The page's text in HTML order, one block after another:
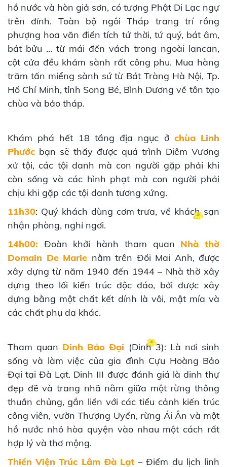
hồ nước và hòn giả sơn, có tượng Phật Di Lạc ngự
trên đỉnh. Toàn bộ ngôi Tháp trang trí rồng
phượng hoa văn điển tích tứ thời, tứ quý, bát âm,
bát bửu … từ mái đến vách trong ngoài lancan,
cột cửa đều khảm sành rất công phu. Mua hàng
trăm tấn miểng sành sứ từ Bát Tràng Hà Nội, Tp.
Hồ Chí Minh, tỉnh Song Bé, Bình Dương về tôn tạo
chùa và bảo tháp.
Khám phá hết 18 tầng địa ngục ở chùa Linh
Phước bạn sẽ thấy được quá trình Diêm Vương
xử tội, các tội danh mà con người gặp phải khi
còn sống và các hình phạt mà con người phải
chịu khi gặp các tội danh tương xứng.
11h30: Quý khách dùng cơm trưa, về khách sạn
nhận phòng, nghỉ ngơi.
14h00: Đoàn khởi hành tham quan Nhà thờ
Domain De Marie nằm trên Đồi Mai Anh, được
xây dựng từ năm 1940 đến 1944 – Nhà thờ xây
dựng theo lối kiến trúc độc đáo, bởi được xây
dựng bằng một chất kết dính là vôi, mật mía và
các chất phụ da khác.
Tham quan Dinh Bảo Đại (Dinh 3): Là nơi sinh
sống và làm việc của gia đình Cựu Hoàng Bảo
Đại tại Đà Lạt. Dinh III được đánh giá là dinh thự
đẹp đẽ và trang nhã nằm giữa một rừng thông
thuần chủng, gắn liền với các tiểu cảnh kiến trúc
công viên, vườn Thượng Uyển, rừng Ái Ân và một
hồ nước nhỏ hòa quyện vào nhau một cách rất
hợp lý và thơ mộng.
Thiền Viện Trúc Lâm Đà Lạt– Điểm du lịch linh